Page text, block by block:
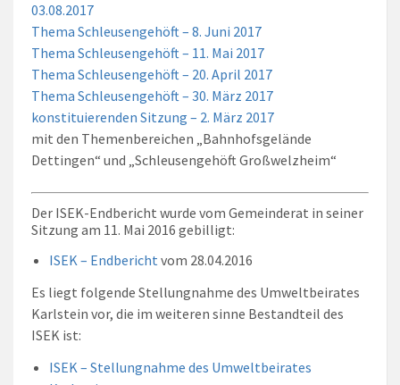
03.08.2017
Thema Schleusengehöft – 8. Juni 2017
Thema Schleusengehöft – 11. Mai 2017
Thema Schleusengehöft – 20. April 2017
Thema Schleusengehöft – 30. März 2017
konstituierenden Sitzung – 2. März 2017
mit den Themenbereichen „Bahnhofsgelände
Dettingen“ und „Schleusengehöft Großwelzheim“
Der ISEK-Endbericht wurde vom Gemeinderat in seiner
Sitzung am 11. Mai 2016 gebilligt:
ISEK – Endbericht vom 28.04.2016
Es liegt folgende Stellungnahme des Umweltbeirates
Karlstein vor, die im weiteren sinne Bestandteil des
ISEK ist:
ISEK – Stellungnahme des Umweltbeirates